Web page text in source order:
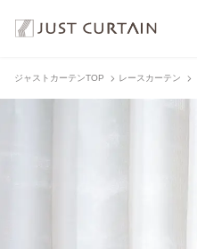
ジャストカーテンTOP レースカーテン